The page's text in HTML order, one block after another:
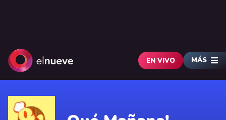
EN VIVO MÁS